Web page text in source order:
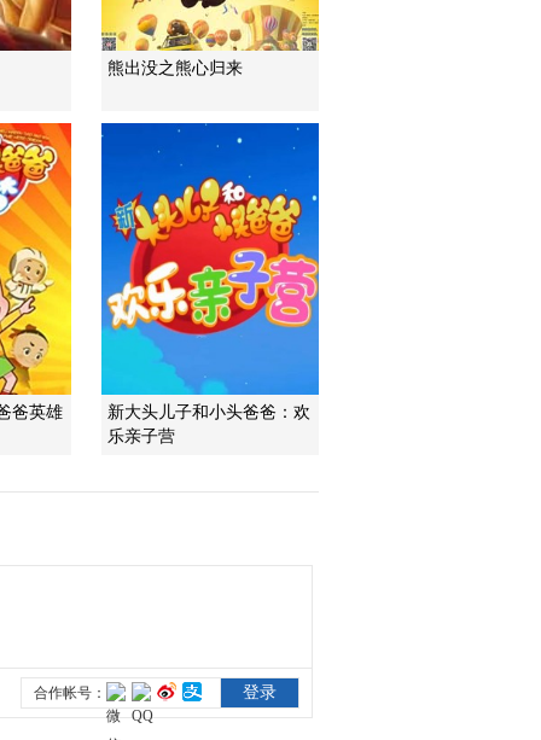
熊出没之熊心归来
爸英雄
新大头儿子和小头爸爸：欢
乐亲子营